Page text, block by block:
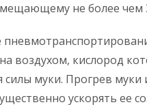
не более чем
воздухом, кислород
муки. Прогрев
ускорять ее